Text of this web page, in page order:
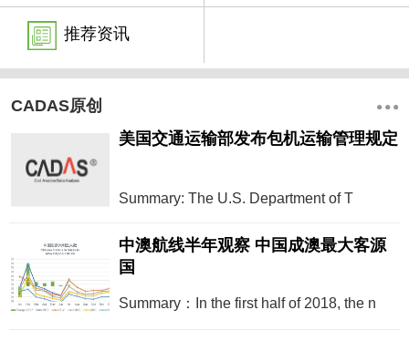
推荐资讯
CADAS原创
美国交通运输部发布包机运输管理规定
Summary: The U.S. Department of T
中澳航线半年观察 中国成澳最大客源
国
Summary：In the first half of 2018, the n